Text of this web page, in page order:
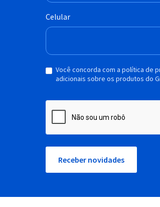
Celular
Você concorda com a política de
adicionais sobre os produtos do
Receber novidades